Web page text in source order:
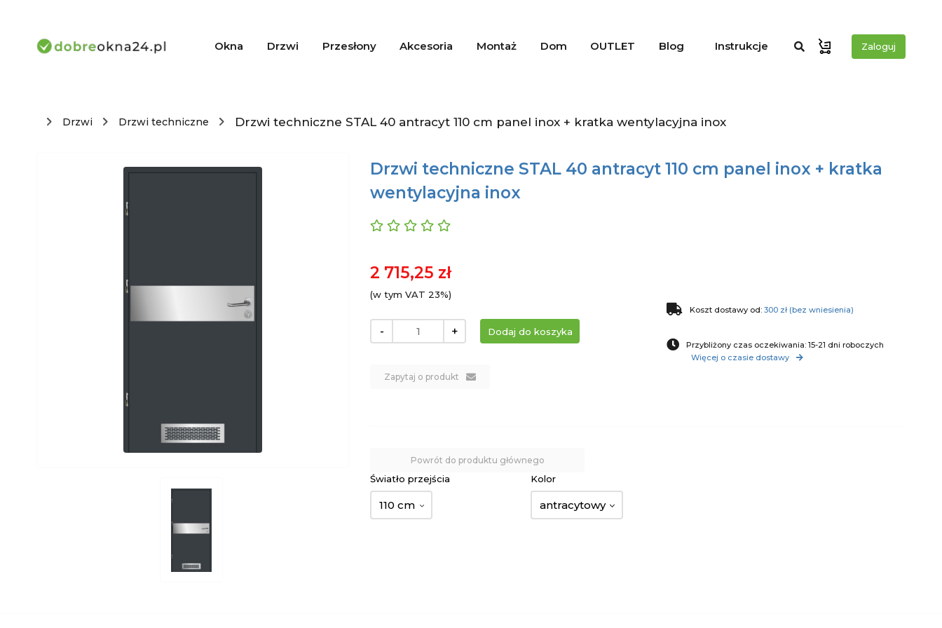
Okna Drzwi Przesłony Akcesoria Montaż Dom OUTLET Blog Instrukcje Zaloguj
Drzwi Drzwi techniczne Drzwi techniczne STAL 40 antracyt 110 cm panel inox + kratka wentylacyjna inox
Drzwi techniczne STAL 40 antracyt 110 cm panel inox + kratka
wentylacyjna inox
2 715,25 zł
(w tym VAT 23%)
- +
Zapytaj o produkt
Koszt dostawy od:300 zł (bez wniesienia)
Przybliżony czas oczekiwania: 15-21 dni roboczych
Więcej o czasie dostawy
Powrót do produktu głównego
Światło przejścia
110 cm
Kolor
antracytowy